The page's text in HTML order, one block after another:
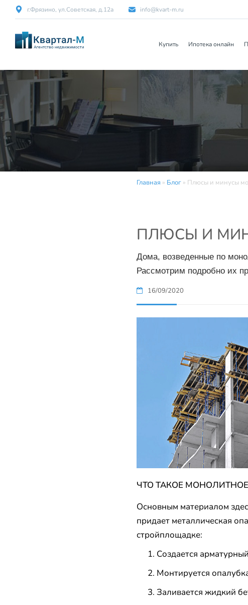
г.Фрязино, ул.Советская, д.12а info@kvart-m.ru
Купить Ипотека онлайн
Главная » Блог » Плюсы и минусы
ПЛЮСЫ И
Дома, возведенные по
Рассмотрим подробно их
16/09/2020
ЧТО ТАКОЕ
Основным материалом
придает металлическая
стройплощадке:
Создается
Монтируется
Заливается жидкий